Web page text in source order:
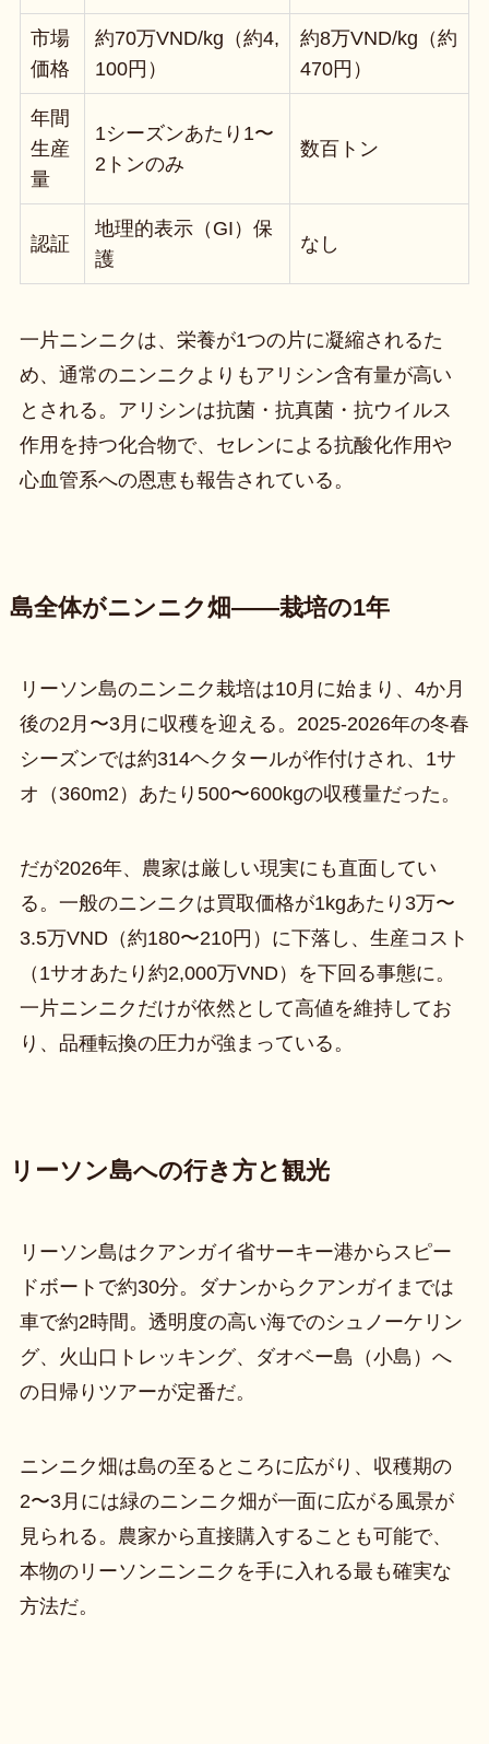
市場
価格
約70万VND/kg（約4,
100円）
約8万VND/kg（約
470円）
年間
生産
量
1シーズンあたり1〜
2トンのみ
数百トン
認証
地理的表示（GI）保
護
なし
一片ニンニクは、栄養が1つの片に凝縮されるた
め、通常のニンニクよりもアリシン含有量が高い
とされる。アリシンは抗菌・抗真菌・抗ウイルス
作用を持つ化合物で、セレンによる抗酸化作用や
心血管系への恩恵も報告されている。
島全体がニンニク畑——栽培の1年
リーソン島のニンニク栽培は10月に始まり、4か月
後の2月〜3月に収穫を迎える。2025-2026年の冬春
シーズンでは約314ヘクタールが作付けされ、1サ
オ（360m2）あたり500〜600kgの収穫量だった。
だが2026年、農家は厳しい現実にも直面してい
る。一般のニンニクは買取価格が1kgあたり3万〜
3.5万VND（約180〜210円）に下落し、生産コスト
（1サオあたり約2,000万VND）を下回る事態に。
一片ニンニクだけが依然として高値を維持してお
り、品種転換の圧力が強まっている。
リーソン島への行き方と観光
リーソン島はクアンガイ省サーキー港からスピー
ドボートで約30分。ダナンからクアンガイまでは
車で約2時間。透明度の高い海でのシュノーケリン
グ、火山口トレッキング、ダオベー島（小島）へ
の日帰りツアーが定番だ。
ニンニク畑は島の至るところに広がり、収穫期の
2〜3月には緑のニンニク畑が一面に広がる風景が
見られる。農家から直接購入することも可能で、
本物のリーソンニンニクを手に入れる最も確実な
方法だ。